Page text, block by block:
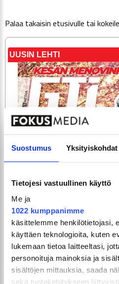
Suostumus Yksityiskohdat
Tietojesi vastuullinen käyttö
Me ja
1022 kumppanimme
käsittelemme henkilötietojasi,
käyttäen teknologioita, kuten
lukemaan tietoa laitteeltasi,
personoituja mainoksia ja
sisältöjen mittauksia, saada
sekä tuotekehitykseen
KILPAILUT
TEKNIIKKA
ARTIKKELIT
TILAA
Palaa takaisin etusivulle tai
UUSIN LEHTI
GTi-Magazinen
3.6.2026!